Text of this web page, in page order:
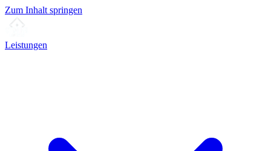
Zum Inhalt springen
Leistungen